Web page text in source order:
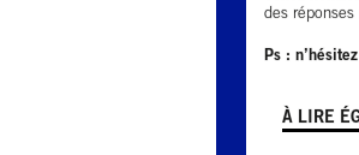
des
Ps :
À LIRE